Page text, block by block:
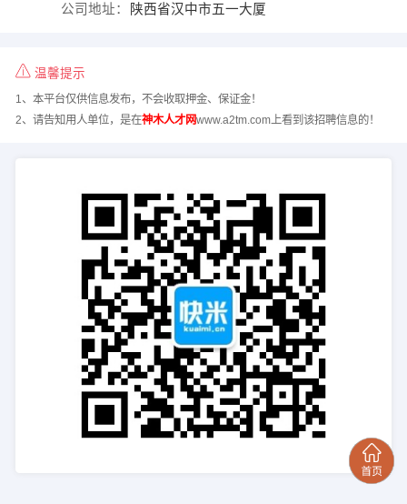
公司地址： 陕西省汉中市五一大厦
温馨提示
1、本平台仅供信息发布，不会收取押金、保证金！
2、请告知用人单位，是在神木人才网www.a2tm.com上看到该招聘信息的！